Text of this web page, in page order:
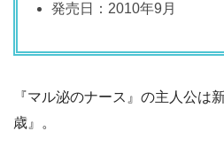
発売日：2010年9月
『マル泌のナース』の主人公は
歳』。